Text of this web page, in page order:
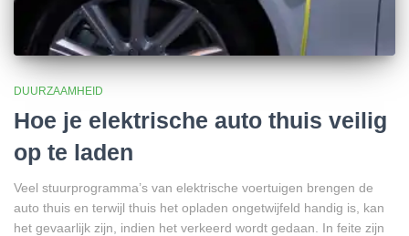
DUURZAAMHEID
Hoe je elektrische auto thuis veilig
op te laden
Veel stuurprogramma’s van elektrische voertuigen brengen de
auto thuis en terwijl thuis het opladen ongetwijfeld handig is, kan
het gevaarlijk zijn, indien het verkeerd wordt gedaan. In feite zijn